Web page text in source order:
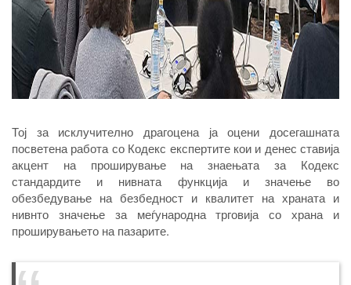
Тој за исклучително драгоцена ја оцени досегашната
посветена работа со Кодекс експертите кои и денес ставија
акцент на проширување на знаењата за Кодекс
стандардите и нивната функција и значење во
обезбедување на безбедност и квалитет на храната и
нивнто значење за меѓународна трговија со храна и
проширувањето на пазарите.